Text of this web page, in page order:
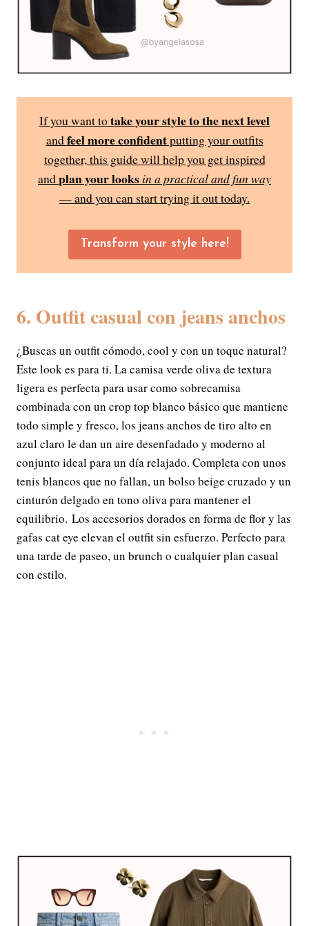
If you want totake your style to the next level
andfeel more confidentputting your outfits
together, this guide will help you get inspired
andplan your looks in a practical and fun way
— and you can start trying it out today.
Transform your style here!
6. Outfit casual con jeans anchos
¿Buscas un outfit cómodo, cool y con un toque natural?
Este look es para ti. La camisa verde oliva de textura
ligera es perfecta para usar como sobrecamisa
combinada con un crop top blanco básico que mantiene
todo simple y fresco, los jeans anchos de tiro alto en
azul claro le dan un aire desenfadado y moderno al
conjunto ideal para un día relajado. Completa con unos
tenis blancos que no fallan, un bolso beige cruzado y un
cinturón delgado en tono oliva para mantener el
equilibrio. Los accesorios dorados en forma de flor y las
gafas cat eye elevan el outfit sin esfuerzo. Perfecto para
una tarde de paseo, un brunch o cualquier plan casual
con estilo.